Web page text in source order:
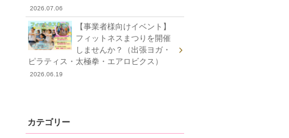
2026.07.06
【事業者様向けイベント】
フィットネスまつりを開催
しませんか？（出張ヨガ・
ピラティス・太極拳・エアロビクス）
2026.06.19
カテゴリー